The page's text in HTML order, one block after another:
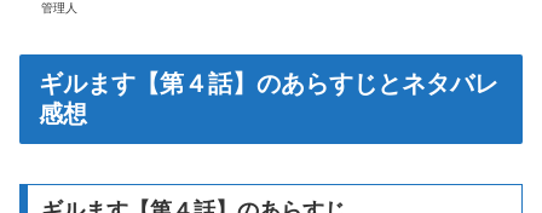
管理人
ギルます【第４話】のあらすじとネタバレ
感想